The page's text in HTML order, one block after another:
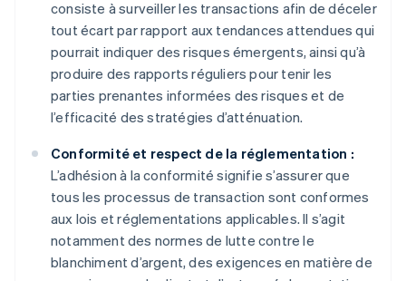
consiste à surveiller les transactions afin de déceler
tout écart par rapport aux tendances attendues qui
pourrait indiquer des risques émergents, ainsi qu’à
produire des rapports réguliers pour tenir les
parties prenantes informées des risques et de
l’efficacité des stratégies d’atténuation.
Conformité et respect de la réglementation :
L’adhésion à la conformité signifie s’assurer que
tous les processus de transaction sont conformes
aux lois et réglementations applicables. Il s’agit
notamment des normes de lutte contre le
blanchiment d’argent, des exigences en matière de